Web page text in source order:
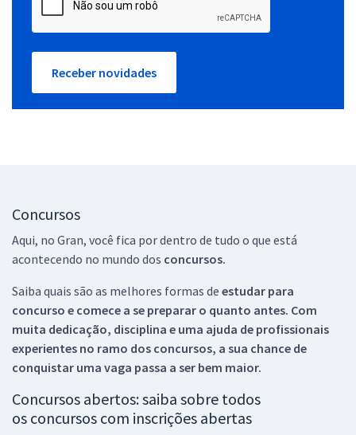
Receber novidades
Concursos
Aqui, no Gran, você fica por dentro de tudo o que está
acontecendo no mundo dos concursos.
Saiba quais são as melhores formas de estudar para
concurso e comece a se preparar o quanto antes. Com
muita dedicação, disciplina e uma ajuda de profissionais
experientes no ramo dos concursos, a sua chance de
conquistar uma vaga passa a ser bem maior.
Concursos abertos: saiba sobre todos
os concursos com inscrições abertas